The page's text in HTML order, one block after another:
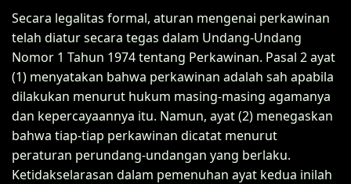
Secara legalitas formal, aturan mengenai perkawinan
telah diatur secara tegas dalam Undang-Undang
Nomor 1 Tahun 1974 tentang Perkawinan. Pasal 2 ayat
(1) menyatakan bahwa perkawinan adalah sah apabila
dilakukan menurut hukum masing-masing agamanya
dan kepercayaannya itu. Namun, ayat (2) menegaskan
bahwa tiap-tiap perkawinan dicatat menurut
peraturan perundang-undangan yang berlaku.
Ketidakselarasan dalam pemenuhan ayat kedua inilah